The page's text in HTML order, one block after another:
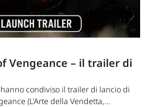
Vengeance – il trailer di
condiviso il trailer di lancio di
(L'Arte della Vendetta,...